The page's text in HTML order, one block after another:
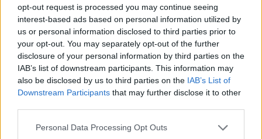
opt-out request is processed you may continue seeing
interest-based ads based on personal information utilized by
us or personal information disclosed to third parties prior to
your opt-out. You may separately opt-out of the further
disclosure of your personal information by third parties on the
IAB’s list of downstream participants. This information may
also be disclosed by us to third parties on the IAB’s List of
Downstream Participants that may further disclose it to other
Please note that this website/app uses one or more Google
Personal Data Processing Opt Outs